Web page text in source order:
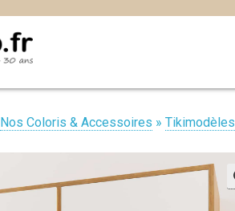
Nos Coloris & Accessoires » Tikimodèles